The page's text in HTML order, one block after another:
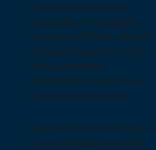
Ljubljani, pre raspada
jugoslavije, bio pogođen
razbijenom flašom i zapatio
je gadnu posekotinu, zbog
čega je posebno
naelektrisan kada svira u
ovom šupku kosmosa.
Zapretio je i bend se udaljio
sa bine. Bukvalno je 5.000